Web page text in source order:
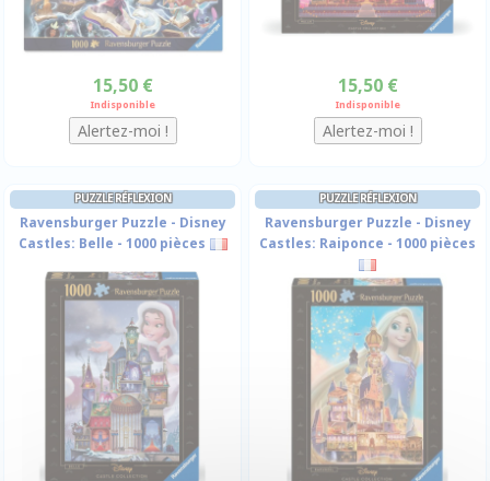
15,50 €
Indisponible
15,50 €
Indisponible
PUZZLE RÉFLEXION
Ravensburger Puzzle - Disney
Castles: Belle - 1000 pièces
PUZZLE RÉFLEXION
Ravensburger Puzzle - Disney
Castles: Raiponce - 1000 pièces